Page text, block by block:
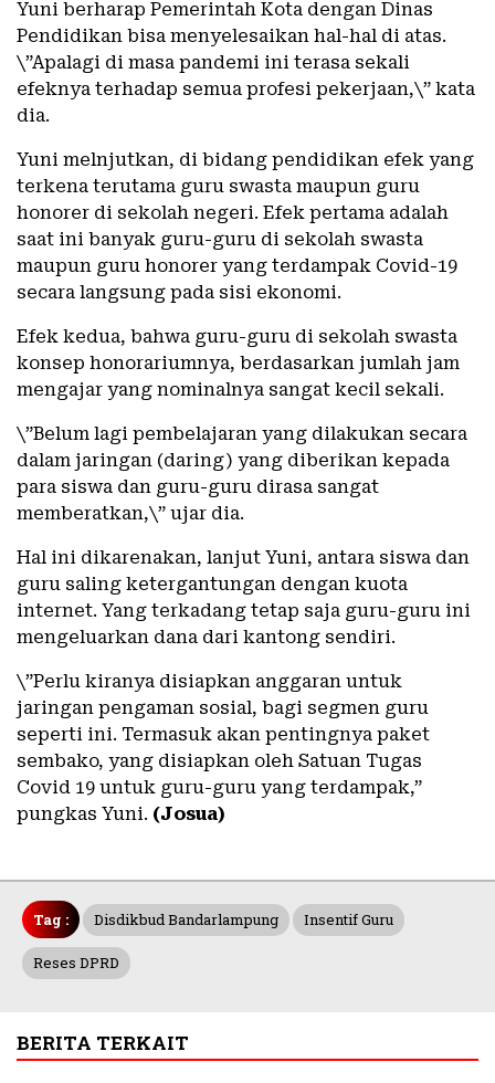
Yuni berharap Pemerintah Kota dengan Dinas
Pendidikan bisa menyelesaikan hal-hal di atas.
\”Apalagi di masa pandemi ini terasa sekali
efeknya terhadap semua profesi pekerjaan,\” kata
dia.
Yuni melnjutkan, di bidang pendidikan efek yang
terkena terutama guru swasta maupun guru
honorer di sekolah negeri. Efek pertama adalah
saat ini banyak guru-guru di sekolah swasta
maupun guru honorer yang terdampak Covid-19
secara langsung pada sisi ekonomi.
Efek kedua, bahwa guru-guru di sekolah swasta
konsep honorariumnya, berdasarkan jumlah jam
mengajar yang nominalnya sangat kecil sekali.
\”Belum lagi pembelajaran yang dilakukan secara
dalam jaringan (daring) yang diberikan kepada
para siswa dan guru-guru dirasa sangat
memberatkan,\” ujar dia.
Hal ini dikarenakan, lanjut Yuni, antara siswa dan
guru saling ketergantungan dengan kuota
internet. Yang terkadang tetap saja guru-guru ini
mengeluarkan dana dari kantong sendiri.
\”Perlu kiranya disiapkan anggaran untuk
jaringan pengaman sosial, bagi segmen guru
seperti ini. Termasuk akan pentingnya paket
sembako, yang disiapkan oleh Satuan Tugas
Covid 19 untuk guru-guru yang terdampak,”
pungkas Yuni. (Josua)
Tag : Disdikbud Bandarlampung Insentif Guru
Reses DPRD
BERITA TERKAIT